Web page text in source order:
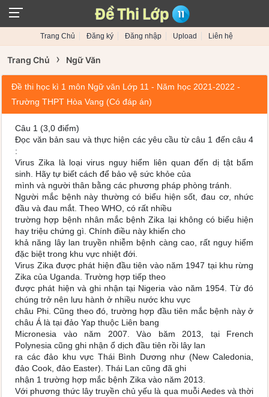
Trang Chủ Đăng ký Đăng nhập Upload Liên hệ
Trang Chủ › Ngữ Văn
Đề thi học kì 1 môn Ngữ văn Lớp 11 - Năm học 2021-2022 -
Trường THPT Hòa Vang (Có đáp án)
Câu 1 (3,0 điểm)
Đọc văn bản sau và thực hiện các yêu cầu từ câu 1 đến câu 4
:
Virus Zika là loại virus nguy hiểm liên quan đến dị tật bẩm
sinh. Hãy tự biết cách để bảo vệ sức khỏe của
mình và người thân bằng các phương pháp phòng tránh.
Người mắc bệnh này thường có biểu hiện sốt, đau cơ, nhức
đầu và đau mắt. Theo WHO, có rất nhiều
trường hợp bệnh nhân mắc bệnh Zika lại không có biểu hiện
hay triệu chứng gì. Chính điều này khiến cho
khả năng lây lan truyền nhiễm bệnh càng cao, rất nguy hiểm
đặc biệt trong khu vực nhiệt đới.
Virus Zika được phát hiện đầu tiên vào năm 1947 tại khu rừng
Zika của Uganda. Trường hợp tiếp theo
được phát hiện và ghi nhận tại Nigeria vào năm 1954. Từ đó
chúng trở nên lưu hành ở nhiều nước khu vực
châu Phi. Cũng theo đó, trường hợp đầu tiên mắc bệnh này ở
châu Á là tại đảo Yap thuộc Liên bang
Micronesia vào năm 2007. Vào băm 2013, tại French
Polynesia cũng ghi nhận ổ dịch đầu tiên rồi lây lan
ra các đảo khu vực Thái Bình Dương như (New Caledonia,
đảo Cook, đảo Easter). Thái Lan cũng đã ghi
nhận 1 trường hợp mắc bệnh Zika vào năm 2013.
Với phương thức lây truyền chủ yếu là qua muỗi Aedes và thời